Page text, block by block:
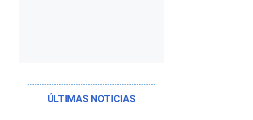
ÚLTIMAS NOTICIAS